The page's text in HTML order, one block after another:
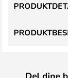
Del dine